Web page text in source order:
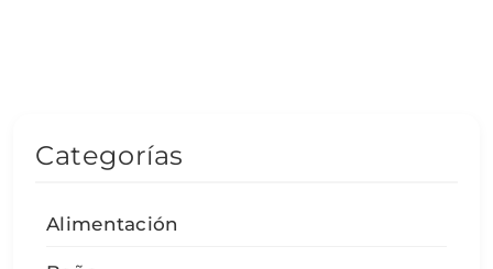
Categorías
Alimentación